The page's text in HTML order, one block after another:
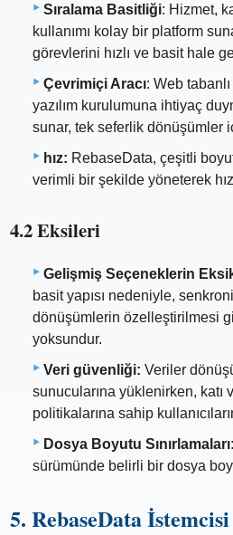
Sıralama Basitliği: Hizmet,
kullanımı kolay bir platform
görevlerini hızlı ve basit hale
Çevrimiçi Aracı: Web
yazılım kurulumuna ihtiyaç
sunar, tek seferlik dönüşümler
hız: RebaseData, çeşitli
verimli bir şekilde yöneterek
4.2 Eksileri
Gelişmiş Seçeneklerin
basit yapısı nedeniyle,
dönüşümlerin özelleştirilmesi
yoksundur.
Veri güvenliği: Veriler
sunucularına yüklenirken, katı
politikalarına sahip
Dosya Boyutu Sınırlamaları:
sürümünde belirli bir dosya
5. RebaseData